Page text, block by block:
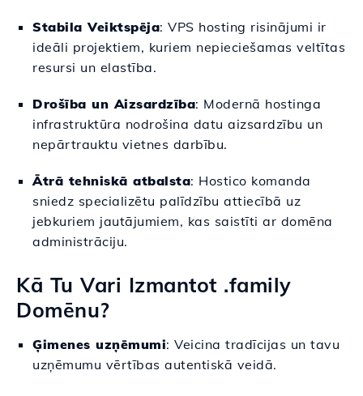
Stabila Veiktspēja: VPS hosting risinājumi ir
ideāli projektiem, kuriem nepieciešamas veltītas
resursi un elastība.
Drošība un Aizsardzība: Modernā hostinga
infrastruktūra nodrošina datu aizsardzību un
nepārtrauktu vietnes darbību.
Ātrā tehniskā atbalsta: Hostico komanda
sniedz specializētu palīdzību attiecībā uz
jebkuriem jautājumiem, kas saistīti ar domēna
administrāciju.
Kā Tu Vari Izmantot .family
Domēnu?
Ģimenes uzņēmumi: Veicina tradīcijas un tavu
uzņēmumu vērtības autentiskā veidā.